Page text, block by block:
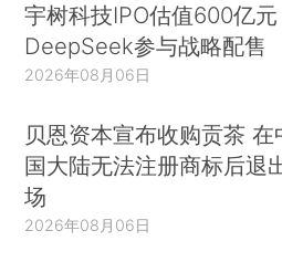
宇树科技IPO估值600亿元
DeepSeek参与战略配售
2026年08月06日
贝恩资本宣布收购贡茶 在
国大陆无法注册商标后退
场
2026年08月06日